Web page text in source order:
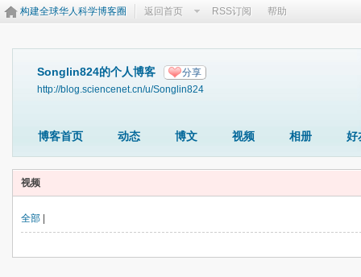
构建全球华人科学博客圈 返回首页 RSS订阅 帮助
Songlin824的个人博客 分享
http://blog.sciencenet.cn/u/Songlin824
博客首页 动态 博文 视频 相册 好
视频
全部